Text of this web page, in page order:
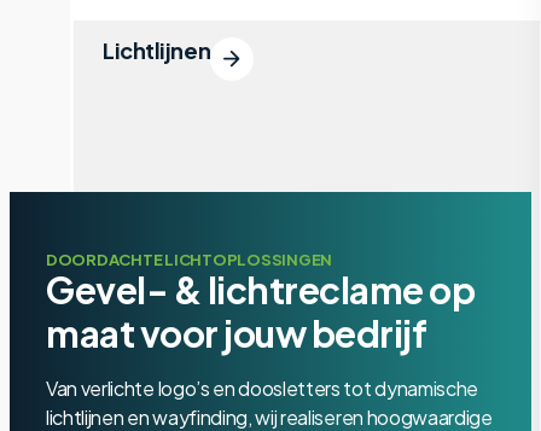
Lichtlijnen
DOORDACHTE LICHTOPLOSSINGEN
Gevel- & lichtreclame op
maat voor jouw bedrijf
Van verlichte logo’s en doosletters tot dynamische
lichtlijnen en wayfinding, wij realiseren hoogwaardige